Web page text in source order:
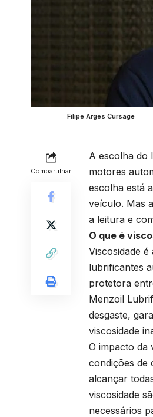
Filipe Arges Cursage
Compartilhar
A escolha do
motores
escolha está
veículo. Mas
a leitura e
O que é
Viscosidade
lubrificantes
protetora
Menzoil
desgaste,
viscosidade
O impacto da
condições de
alcançar
viscosidade
necessários